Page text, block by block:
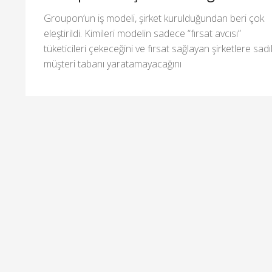
Groupon’un iş modeli, şirket kurulduğundan beri çok
eleştirildi. Kimileri modelin sadece “fırsat avcısı”
tüketicileri çekeceğini ve fırsat sağlayan şirketlere
müşteri tabanı yaratamayacağını